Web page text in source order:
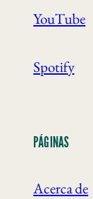
YouTube
Spotify
PÁGINAS
Acerca de